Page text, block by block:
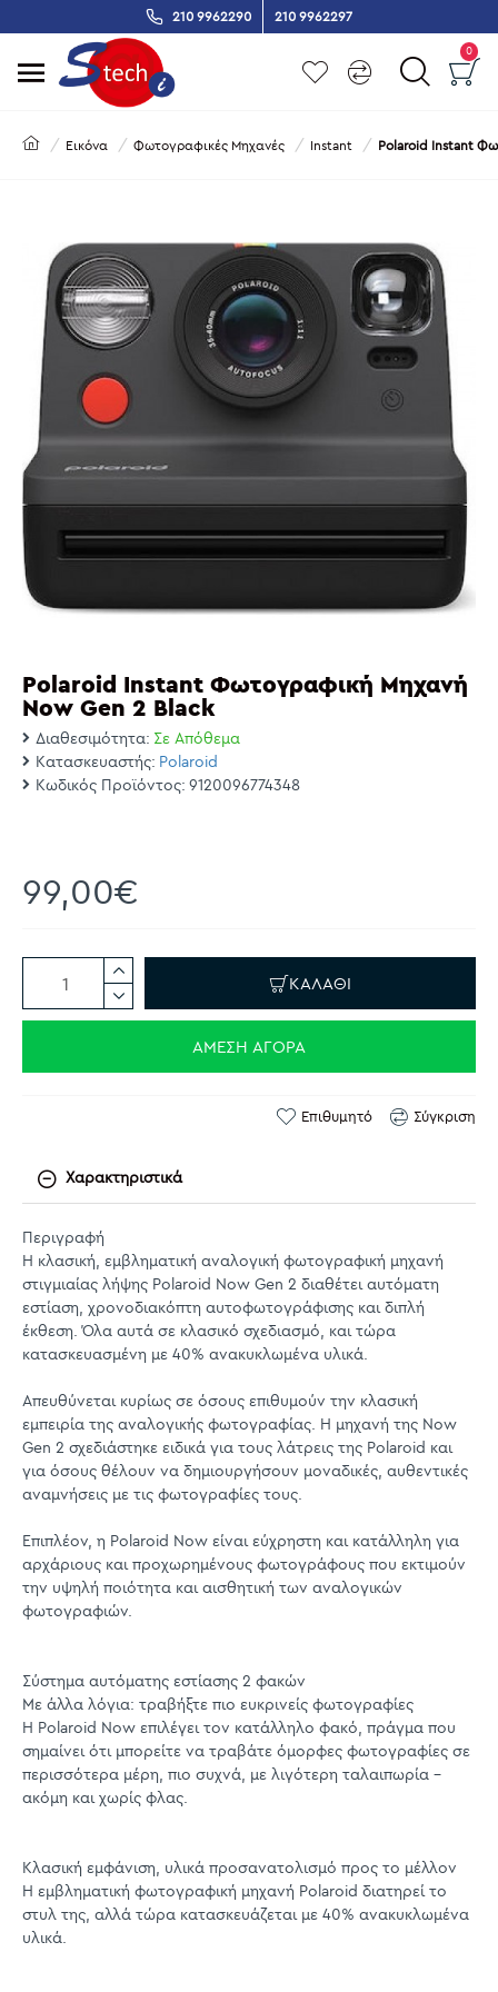
210 9962290 210 9962297
0
Εικόνα Φωτογραφικές Μηχανές Instant Polaroid Instant
Polaroid Instant Φωτογραφική Μηχανή
Now Gen 2 Black
Διαθεσιμότητα: Σε Απόθεμα
Κατασκευαστής: Polaroid
Κωδικός Προϊόντος: 9120096774348
99,00€
ΚΑΛΆΘΙ
ΆΜΕΣΗ ΑΓΟΡΆ
Επιθυμητό Σύγκριση
Χαρακτηριστικά
Περιγραφή
Η κλασική, εμβληματική αναλογική φωτογραφική μηχανή
στιγμιαίας λήψης Polaroid Now Gen 2 διαθέτει αυτόματη
εστίαση, χρονοδιακόπτη αυτοφωτογράφισης και διπλή
έκθεση. Όλα αυτά σε κλασικό σχεδιασμό, και τώρα
κατασκευασμένη με 40% ανακυκλωμένα υλικά.
Απευθύνεται κυρίως σε όσους επιθυμούν την κλασική
εμπειρία της αναλογικής φωτογραφίας. Η μηχανή της Now
Gen 2 σχεδιάστηκε ειδικά για τους λάτρεις της Polaroid και
για όσους θέλουν να δημιουργήσουν μοναδικές, αυθεντικές
αναμνήσεις με τις φωτογραφίες τους.
Επιπλέον, η Polaroid Now είναι εύχρηστη και κατάλληλη για
αρχάριους και προχωρημένους φωτογράφους που εκτιμούν
την υψηλή ποιότητα και αισθητική των αναλογικών
φωτογραφιών.
Σύστημα αυτόματης εστίασης 2 φακών
Με άλλα λόγια: τραβήξτε πιο ευκρινείς φωτογραφίες
Η Polaroid Now επιλέγει τον κατάλληλο φακό, πράγμα που
σημαίνει ότι μπορείτε να τραβάτε όμορφες φωτογραφίες σε
περισσότερα μέρη, πιο συχνά, με λιγότερη ταλαιπωρία -
ακόμη και χωρίς φλας.
Κλασική εμφάνιση, υλικά προσανατολισμό προς το μέλλον
Η εμβληματική φωτογραφική μηχανή Polaroid διατηρεί το
στυλ της, αλλά τώρα κατασκευάζεται με 40% ανακυκλωμένα
υλικά.